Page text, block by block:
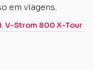
em viagens.
, V-Strom 800 X-Tour